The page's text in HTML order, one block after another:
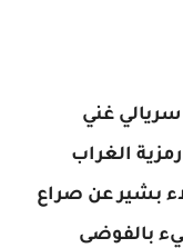
غني
الغراب
بشير عن صراع
بالفوضى